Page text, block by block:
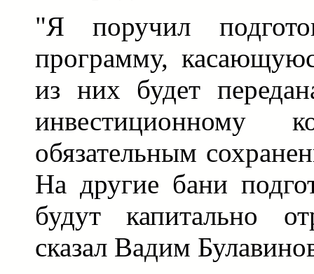
"Я поручил
программу,
из них будет
инвестиционному
обязательным
На другие бани
будут капитально
сказал Вадим